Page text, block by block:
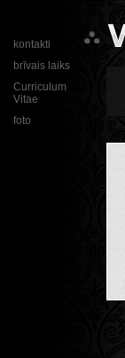
kontakti
brīvais laiks
Curriculum
Vitae
foto